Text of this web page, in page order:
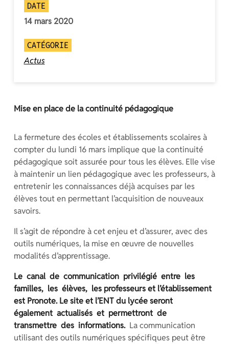
DATE
14 mars 2020
CATÉGORIE
Actus
Mise en place de la continuité pédagogique
La fermeture des écoles et établissements scolaires à
compter du lundi 16 mars implique que la continuité
pédagogique soit assurée pour tous les élèves. Elle vise
à maintenir un lien pédagogique avec les professeurs, à
entretenir les connaissances déjà acquises par les
élèves tout en permettant l’acquisition de nouveaux
savoirs.
Il s’agit de répondre à cet enjeu et d’assurer, avec des
outils numériques, la mise en œuvre de nouvelles
modalités d’apprentissage.
Le canal de communication privilégié entre les
familles, les élèves, les professeurs et l’établissement
est Pronote. Le site et l’ENT du lycée seront
également actualisés et permettront de
transmettre des informations.La communication
utilisant des outils numériques spécifiques peut être